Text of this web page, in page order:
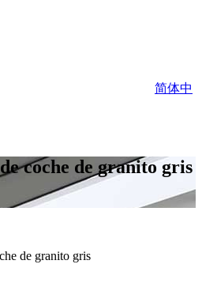
简体中
coche de granito gris
de granito gris